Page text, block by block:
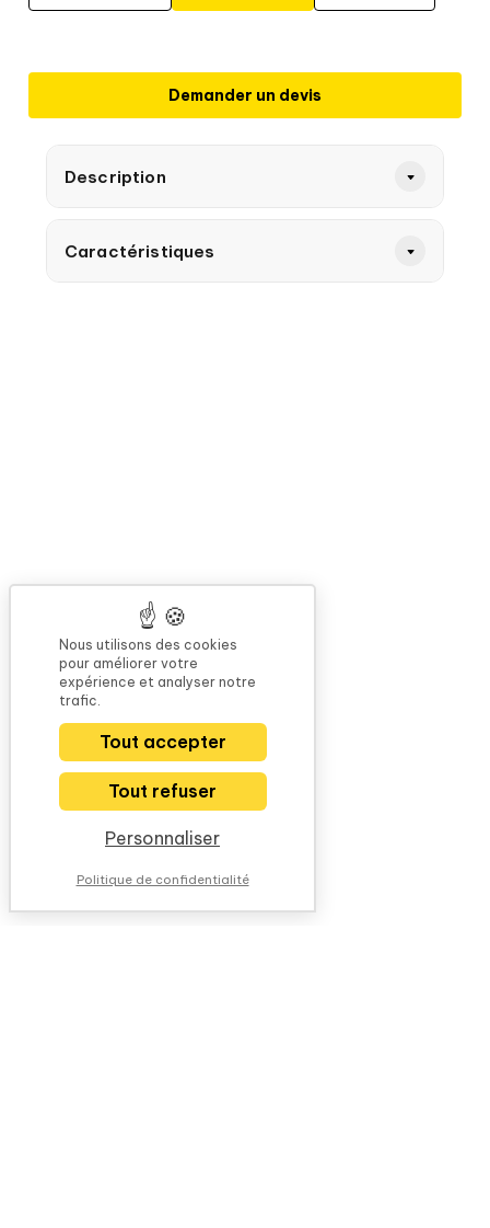
Demander un devis
Description
Caractéristiques
Nous utilisons des cookies
pour améliorer votre
expérience et analyser notre
trafic.
Tout accepter
Tout refuser
Personnaliser
Politique de confidentialité